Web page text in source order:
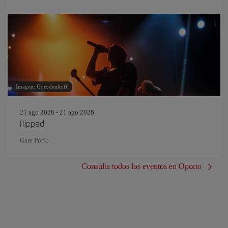
Imagen: Gorodenkoff
21 ago 2026 - 21 ago 2026
Ripped
Gare Porto
Consulta todos los eventos en Oporto